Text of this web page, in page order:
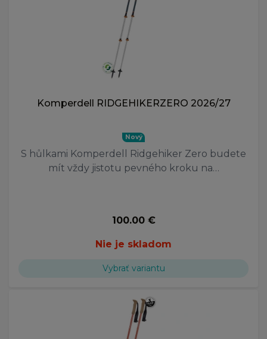
Komperdell RIDGEHIKERZERO 2026/27
Nový
S hůlkami Komperdell Ridgehiker Zero budete
mít vždy jistotu pevného kroku na…
100.00 €
Nie je skladom
Vybrať variantu